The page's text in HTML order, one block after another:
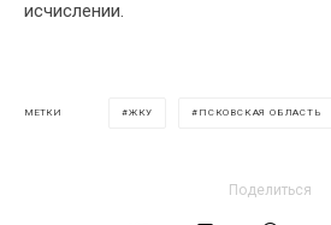
исчислении.
МЕТКИ ЖКУ ПСКОВСКАЯ ОБЛАСТЬ
Поделиться